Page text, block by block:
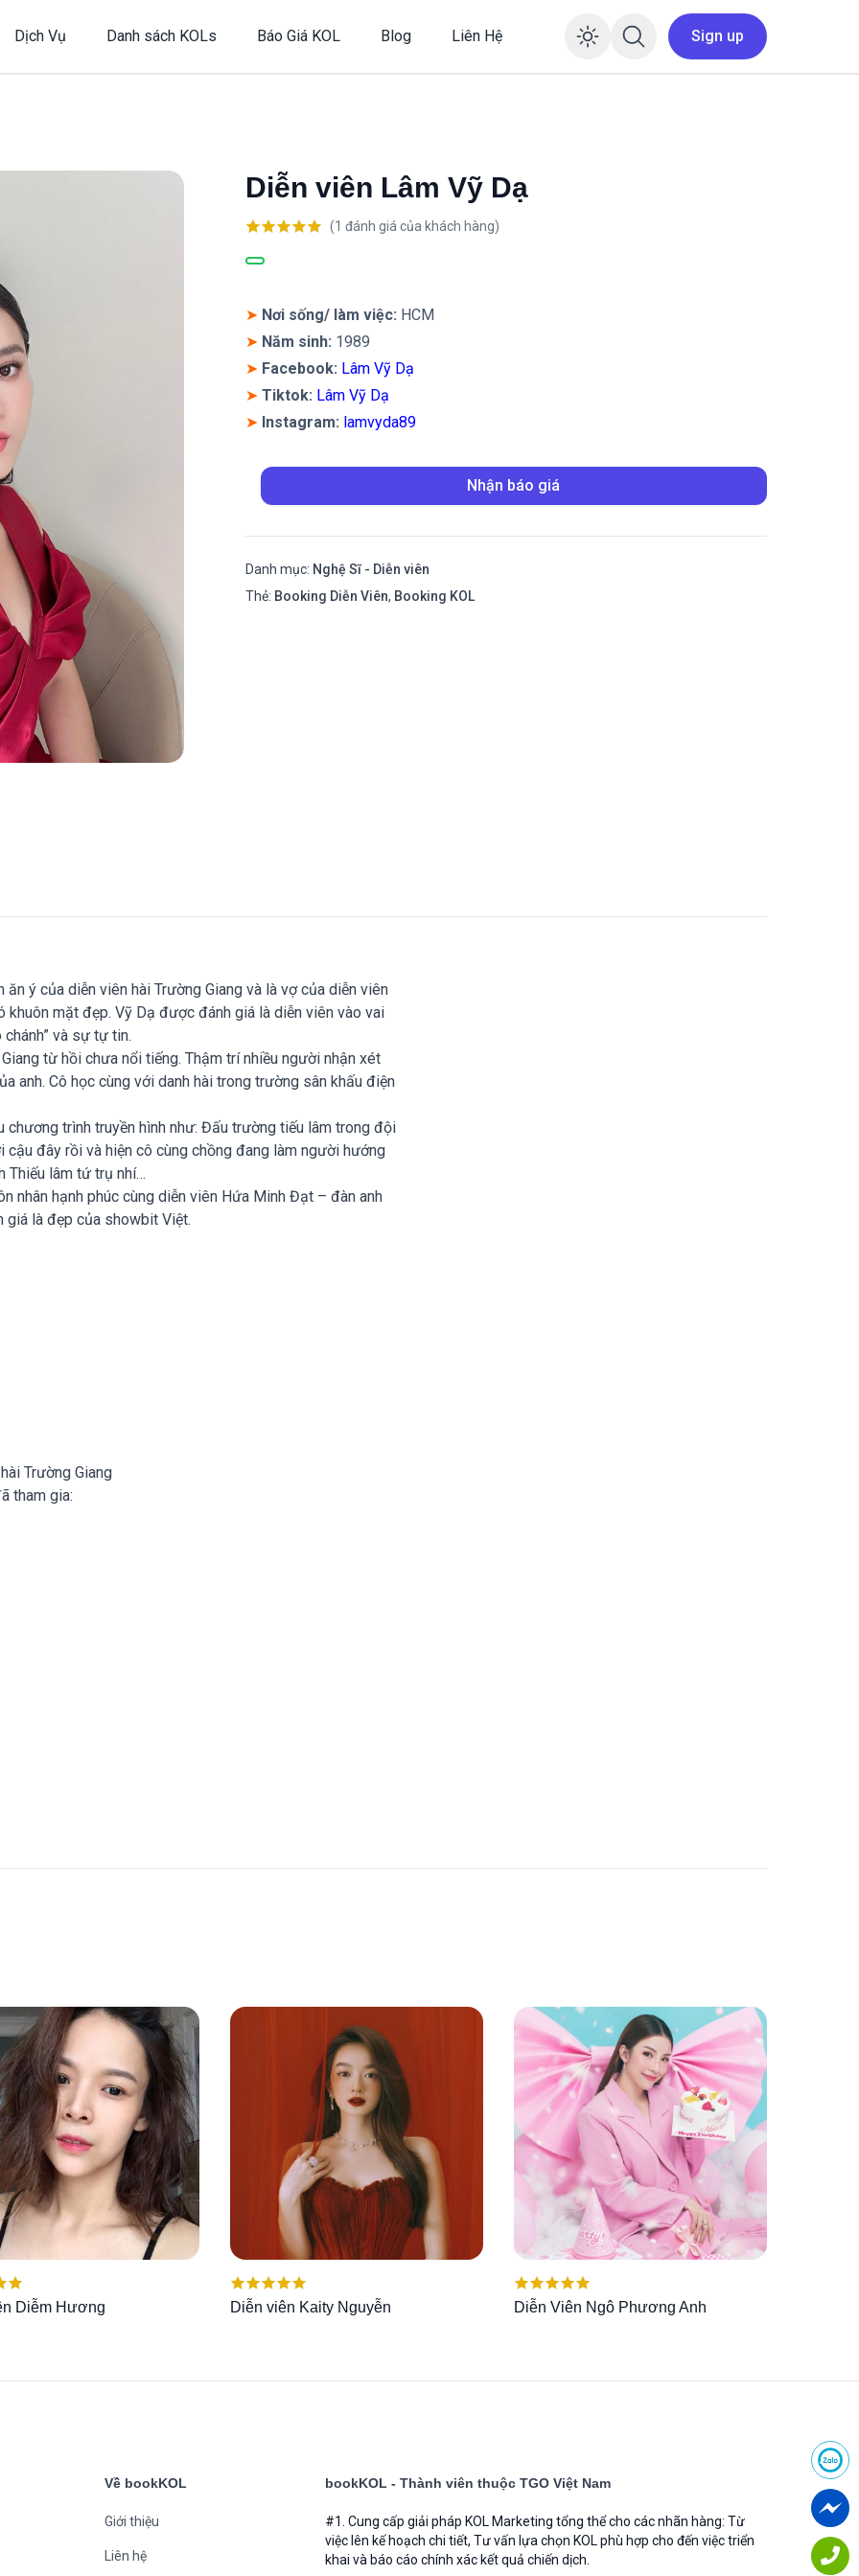
Dịch Vụ Danh sách KOLs Báo Giá KOL Blog Liên Hệ Enable dark mode
Sign up
Diễn viên Lâm Vỹ Dạ
dựa trên
(1 đánh giá của khách hàng)
➤ Nơi sống/ làm việc: HCM
➤ Năm sinh: 1989
➤ Facebook: Lâm Vỹ Dạ
➤ Tiktok: Lâm Vỹ Dạ
➤ Instagram: lamvyda89
Nhận báo giá
Danh mục: Nghệ Sĩ - Diễn viên
Thẻ: Booking Diễn Viên, Booking KOL
ý của diễn viên hài Trường Giang và là vợ của diễn viên
mặt đẹp. Vỹ Dạ được đánh giá là diễn viên vào vai
và sự tự tin.
từ hồi chưa nổi tiếng. Thậm trí nhiều người nhận xét
anh. Cô học cùng với danh hài trong trường sân khấu điện
chương trình truyền hình như: Đấu trường tiếu lâm trong đội
đây rồi và hiện cô cùng chồng đang làm người hướng
Thiếu lâm tứ trụ nhí…
nhân hạnh phúc cùng diễn viên Hứa Minh Đạt – đàn anh
giá là đẹp của showbit Việt.
Trường Giang
tham gia:
Diễm Hương Diễn viên Kaity Nguyễn
Được xếp
Diễn Viên Ngô Phương Anh
Được xếp
Về bookKOL
Giới thiệu
Liên hệ
bookKOL - Thành viên thuộc TGO Việt Nam
#1. Cung cấp giải pháp KOL Marketing tổng thể cho các nhãn hàng: Từ
việc lên kế hoạch chi tiết, Tư vấn lựa chọn KOL phù hợp cho đến việc triển
khai và báo cáo chính xác kết quả chiến dịch.